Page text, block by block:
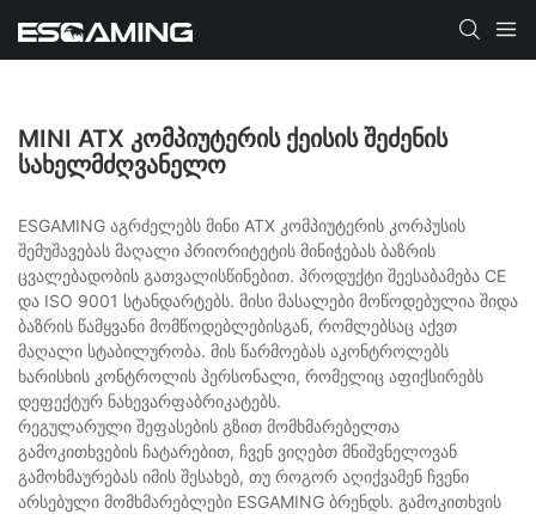
MINI ATX ᲙᲝᲛᲞᲘᲣᲢᲔᲠᲘᲡ ᲥᲔᲘᲡᲘᲡ ᲨᲔᲫᲔᲜᲘᲡ
ᲡᲐᲮᲔᲚᲛᲫᲦᲕᲐᲜᲔᲚᲝ
ESGAMING აგრძელებს მინი ATX კომპიუტერის კორპუსის
შემუშავებას მაღალი პრიორიტეტის მინიჭებას ბაზრის
ცვალებადობის გათვალისწინებით. პროდუქტი შეესაბამება CE
და ISO 9001 სტანდარტებს. მისი მასალები მოწოდებულია შიდა
ბაზრის წამყვანი მომწოდებლებისგან, რომლებსაც აქვთ
მაღალი სტაბილურობა. მის წარმოებას აკონტროლებს
ხარისხის კონტროლის პერსონალი, რომელიც აფიქსირებს
დეფექტურ ნახევარფაბრიკატებს.
რეგულარული შეფასების გზით მომხმარებელთა
გამოკითხვების ჩატარებით, ჩვენ ვიღებთ მნიშვნელოვან
გამოხმაურებას იმის შესახებ, თუ როგორ აღიქვამენ ჩვენი
არსებული მომხმარებლები ESGAMING ბრენდს. გამოკითხვის